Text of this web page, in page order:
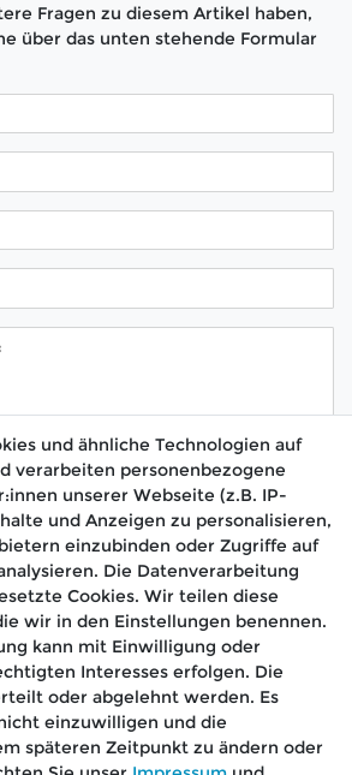
Fragen zu diesem Artikel haben,
über das unten stehende Formular
dass ich dieDaten­schutz­
habe. *
Absenden
Versand
Versand ab 75 €
Beratung per Telefon &
und ähnliche Technologien auf
verarbeiten personenbezogene
unserer Webseite (z.B. IP-
und Anzeigen zu personalisieren,
einzubinden oder Zugriffe auf
Die Datenverarbeitung
Cookies. Wir teilen diese
wir in den Einstellungen benennen.
kann mit Einwilligung oder
Interesses erfolgen. Die
oder abgelehnt werden. Es
einzuwilligen und die
späteren Zeitpunkt zu ändern oder